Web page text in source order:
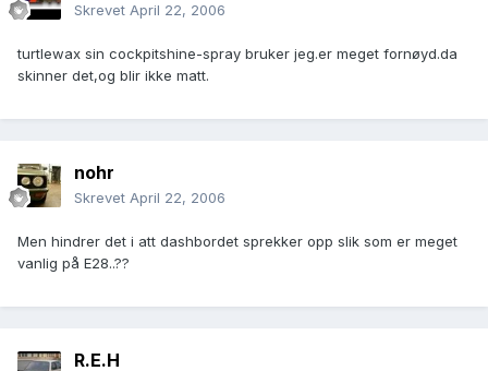
Skrevet April 22, 2006
turtlewax sin cockpitshine-spray bruker jeg.er meget fornøyd.da
skinner det,og blir ikke matt.
nohr
Skrevet April 22, 2006
Men hindrer det i att dashbordet sprekker opp slik som er meget
vanlig på E28..??
R.E.H